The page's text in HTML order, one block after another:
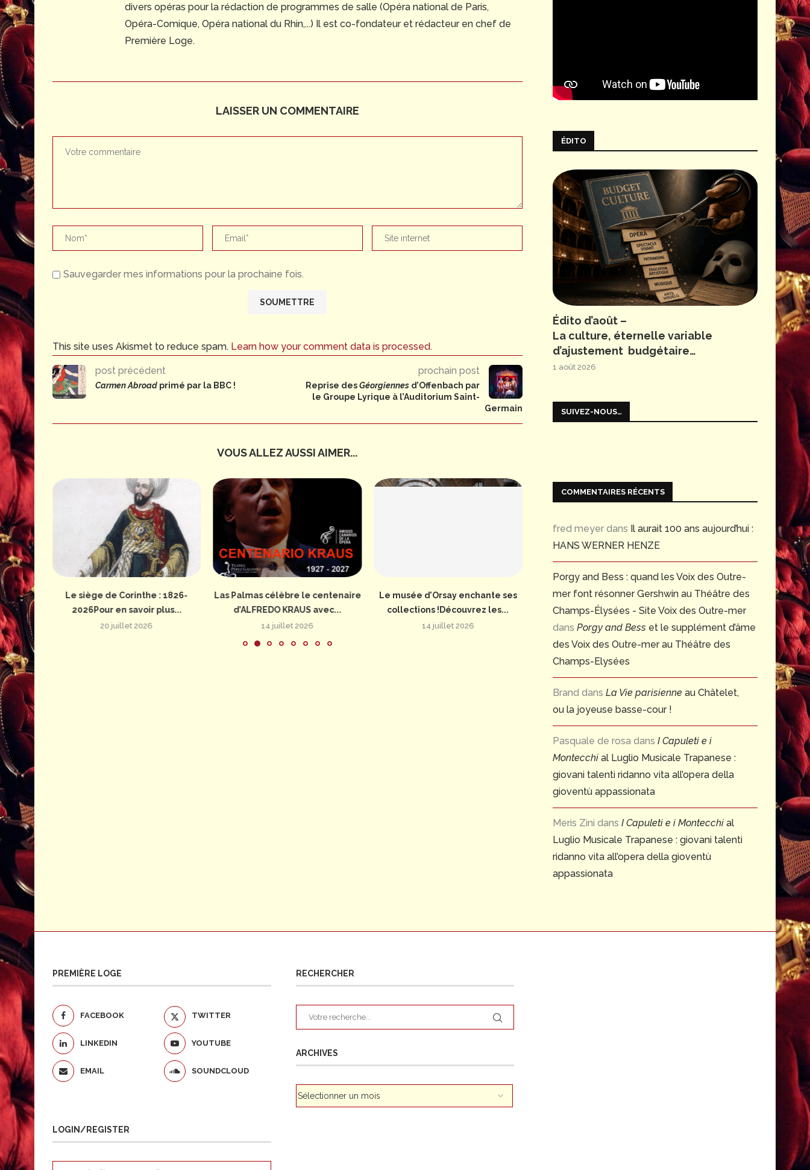
divers opéras pour la rédaction de programmes de salle (Opéra national de Paris,
Opéra-Comique, Opéra national du Rhin,...) Il est co-fondateur et rédacteur en chef de
Première Loge.
LAISSER UN COMMENTAIRE
Sauvegarder mes informations pour la prochaine fois.
This site uses Akismet to reduce spam. Learn how your comment data is processed.
post précédent
Carmen Abroad primé par la BBC !
prochain post
Reprise desGéorgiennesd’Offenbach par
le Groupe Lyrique à l’Auditorium Saint-
Germain
VOUS ALLEZ AUSSI AIMER...
1826-
Le siège de Corinthe : 1826-
2026Pour en savoir plus...
20 juillet 2026
Las Palmas célèbre le centenaire
d’ALFREDO KRAUS avec...
14 juillet 2026
Le musée d’Orsay enchante ses
collections !Découvrez les...
14 juillet 2026
Le siège de Corinthe : 1826-
2026Pour en savoir...
13 juillet 2026
OPERAFEST 2026 –
DE TURANDOT &
VARIATIONS
1 juillet 2026
ÉDITO
Édito d’août –
La culture, éternelle variable
d’ajustement budgétaire…
1 août 2026
SUIVEZ-NOUS…
COMMENTAIRES RÉCENTS
fred meyer dans Il aurait 100 ans aujourd’hui :
HANS WERNER HENZE
Porgy and Bess : quand les Voix des Outre-
mer font résonner Gershwin au Théâtre des
Champs-Élysées - Site Voix des Outre-mer
dans Porgy and Bess et le supplément d’âme
des Voix des Outre-mer au Théâtre des
Champs-Elysées
Brand dans La Vie parisienne au Châtelet,
ou la joyeuse basse-cour !
Pasquale de rosa dans I Capuleti e i
Montecchi al Luglio Musicale Trapanese :
giovani talenti ridanno vita all’opera della
gioventù appassionata
Meris Zini dans I Capuleti e i Montecchi al
Luglio Musicale Trapanese : giovani talenti
ridanno vita all’opera della gioventù
appassionata
PREMIÈRE LOGE
FACEBOOK TWITTER
LINKEDIN YOUTUBE
EMAIL SOUNDCLOUD
LOGIN/REGISTER
RECHERCHER
ARCHIVES